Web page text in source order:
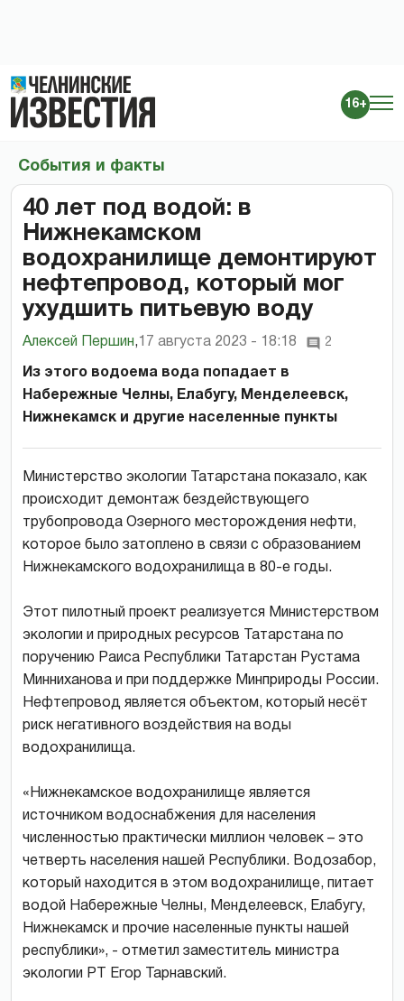
16+
События и факты
40 лет под водой: в
Нижнекамском
водохранилище демонтируют
нефтепровод, который мог
ухудшить питьевую воду
Алексей Першин, 17 августа 2023 - 18:18 2
Из этого водоема вода попадает в
Набережные Челны, Елабугу, Менделеевск,
Нижнекамск и другие населенные пункты
Министерство экологии Татарстана показало, как
происходит демонтаж бездействующего
трубопровода Озерного месторождения нефти,
которое было затоплено в связи с образованием
Нижнекамского водохранилища в 80-е годы.
Этот пилотный проект реализуется Министерством
экологии и природных ресурсов Татарстана по
поручению Раиса Республики Татарстан Рустама
Минниханова и при поддержке Минприроды России.
Нефтепровод является объектом, который несёт
риск негативного воздействия на воды
водохранилища.
«Нижнекамское водохранилище является
источником водоснабжения для населения
численностью практически миллион человек – это
четверть населения нашей Республики. Водозабор,
который находится в этом водохранилище, питает
водой Набережные Челны, Менделеевск, Елабугу,
Нижнекамск и прочие населенные пункты нашей
республики», - отметил заместитель министра
экологии РТ Егор Тарнавский.